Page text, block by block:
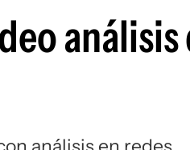
análisis